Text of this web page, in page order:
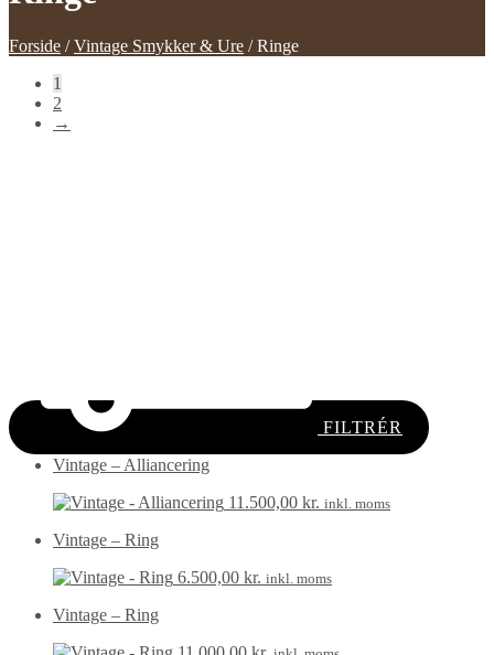
Forside /Vintage Smykker & Ure /Ringe
1
2
→
FILTRÉR
Vintage – Alliancering
11.500,00 kr. inkl. moms
Vintage – Ring
6.500,00 kr. inkl. moms
Vintage – Ring